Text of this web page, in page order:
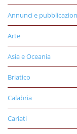
Annunci e
Arte
Asia e Oceania
Briatico
Calabria
Cariati